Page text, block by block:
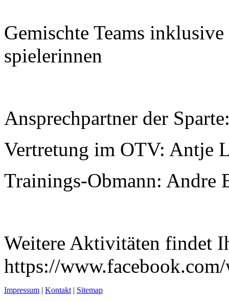
Gemischte Teams
spielerinnen
Ansprechpartner der
Vertretung im OTV: Antje
Trainings-Obmann: Andre
Weitere Aktivitäten findet
https://
Impressum | Kontakt | Sitemap